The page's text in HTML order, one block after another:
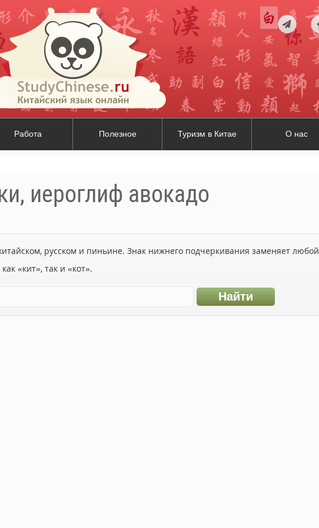
Работа Полезное Туризм в Китае О нас
иероглиф авокадо
русском и пиньине. Знак нижнего подчеркивания заменяет любой
«кит», так и «кот».